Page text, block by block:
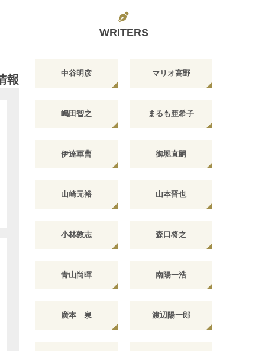
報
WRITERS
中谷明彦 マリオ高野
嶋田智之 まるも亜希子
伊達軍曹 御堀直嗣
山崎元裕 山本晋也
小林敦志 森口将之
青山尚暉 南陽一浩
廣本 泉 渡辺陽一郎